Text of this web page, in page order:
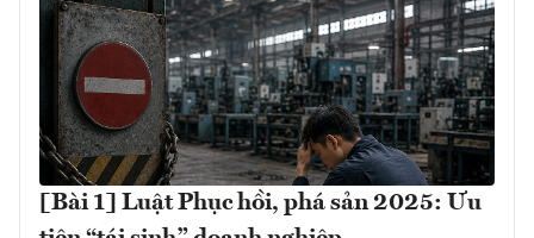
[Bài 1] Luật Phục hồi, phá sản 2025: Ưu